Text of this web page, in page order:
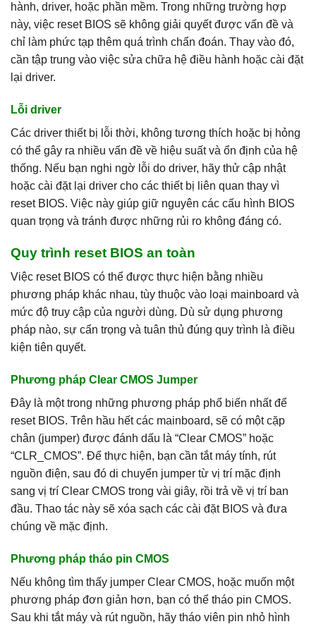
hành, driver, hoặc phần mềm. Trong những trường hợp
này, việc reset BIOS sẽ không giải quyết được vấn đề và
chỉ làm phức tạp thêm quá trình chẩn đoán. Thay vào đó,
cần tập trung vào việc sửa chữa hệ điều hành hoặc cài đặt
lại driver.
Lỗi driver
Các driver thiết bị lỗi thời, không tương thích hoặc bị hỏng
có thể gây ra nhiều vấn đề về hiệu suất và ổn định của hệ
thống. Nếu bạn nghi ngờ lỗi do driver, hãy thử cập nhật
hoặc cài đặt lại driver cho các thiết bị liên quan thay vì
reset BIOS. Việc này giúp giữ nguyên các cấu hình BIOS
quan trọng và tránh được những rủi ro không đáng có.
Quy trình reset BIOS an toàn
Việc reset BIOS có thể được thực hiện bằng nhiều
phương pháp khác nhau, tùy thuộc vào loại mainboard và
mức độ truy cập của người dùng. Dù sử dụng phương
pháp nào, sự cẩn trọng và tuân thủ đúng quy trình là điều
kiện tiên quyết.
Phương pháp Clear CMOS Jumper
Đây là một trong những phương pháp phổ biến nhất để
reset BIOS. Trên hầu hết các mainboard, sẽ có một cặp
chân (jumper) được đánh dấu là “Clear CMOS” hoặc
“CLR_CMOS”. Để thực hiện, bạn cần tắt máy tính, rút
nguồn điện, sau đó di chuyển jumper từ vị trí mặc định
sang vị trí Clear CMOS trong vài giây, rồi trả về vị trí ban
đầu. Thao tác này sẽ xóa sạch các cài đặt BIOS và đưa
chúng về mặc định.
Phương pháp tháo pin CMOS
Nếu không tìm thấy jumper Clear CMOS, hoặc muốn một
phương pháp đơn giản hơn, bạn có thể tháo pin CMOS.
Sau khi tắt máy và rút nguồn, hãy tháo viên pin nhỏ hình